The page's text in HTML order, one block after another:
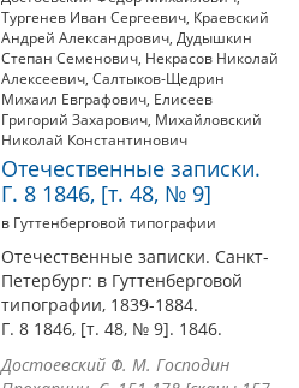
Тургенев Иван Сергеевич, Краевский
Андрей Александрович, Дудышкин
Степан Семенович, Некрасов Николай
Алексеевич, Салтыков-Щедрин
Михаил Евграфович, Елисеев
Григорий Захарович, Михайловский
Николай Константинович
Отечественные записки.
Г. 8 1846, [т. 48, № 9]
в Гуттенберговой типографии
Отечественные записки. Санкт-
Петербург: в Гуттенберговой
типографии, 1839-1884.
Г. 8 1846, [т. 48, № 9]. 1846.
Достоевский Ф. М. Господин